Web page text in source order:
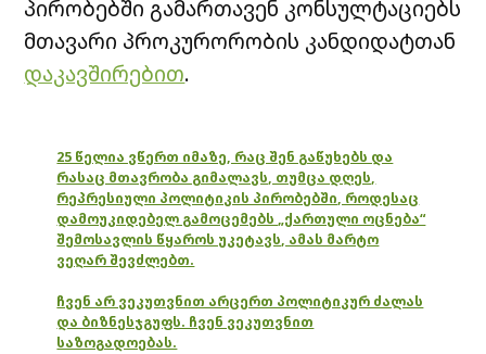
პირობებში გამართავენ კონსულტაციებს
მთავარი პროკურორობის კანდიდატთან
დაკავშირებით.
25 წელია ვწერთ იმაზე, რაც შენ გაწუხებს და
რასაც მთავრობა გიმალავს, თუმცა დღეს,
რეპრესიული პოლიტიკის პირობებში, როდესაც
დამოუკიდებელ გამოცემებს „ქართული ოცნება“
შემოსავლის წყაროს უკეტავს, ამას მარტო
ვეღარ შევძლებთ.
ჩვენ არ ვეკუთვნით არცერთ პოლიტიკურ ძალას
და ბიზნესჯგუფს. ჩვენ ვეკუთვნით
საზოგადოებას.